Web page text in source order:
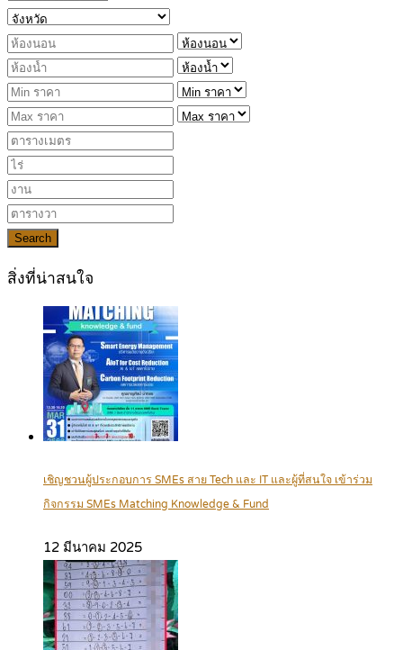
Search
สิ่งที่น่าสนใจ
เชิญชวนผู้ประกอบการ SMEs สาย Tech และ IT และผู้ที่สนใจ เข้าร่วม
กิจกรรม SMEs Matching Knowledge & Fund
12 มีนาคม 2025